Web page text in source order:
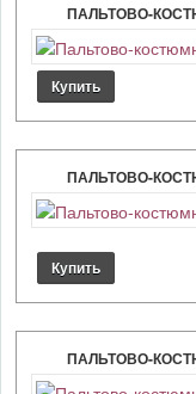
ПАЛЬТОВО-
ПАЛЬТОВО-
ПАЛЬТОВО-